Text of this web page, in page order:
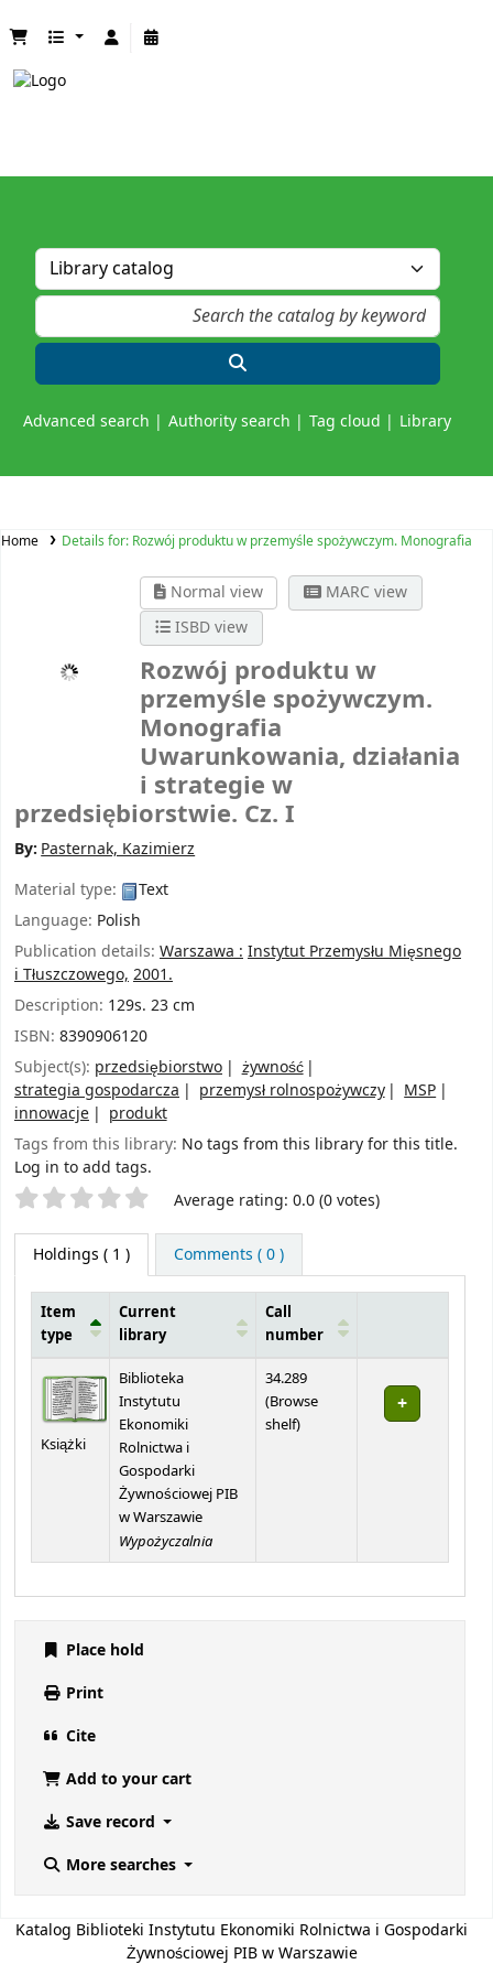
Advanced search Authority search Tag cloud Library
Home Details for: Rozwój produktu w przemyśle spożywczym. Monografia
Normal view
MARC view
ISBD view
Rozwój produktu w
przemyśle spożywczym.
Monografia
Uwarunkowania, działania
i strategie w
przedsiębiorstwie. Cz. I
By: Pasternak, Kazimierz
Material type:
Text
Language: Polish
Publication details: Warszawa :Instytut Przemysłu Mięsnego
i Tłuszczowego,2001.
Description: 129s. 23 cm
ISBN: 8390906120
Subject(s): przedsiębiorstwo
żywność
strategia gospodarcza
przemysł rolnospożywczy
MSP
innowacje
produkt
Tags from this library: No tags from this library for this title.
Log in to add tags.
Star ratings Average rating: 0.0 (0 votes)
Holdings ( 1 ) Comments ( 0 )
Item
type
Current
library
Call
number
Książki
Biblioteka
Instytutu
Ekonomiki
Rolnictwa i
Gospodarki
Żywnościowej PIB
w Warszawie
Wypożyczalnia
34.289
(Browse
shelf(Opens below)
)
Place hold
Print
Cite
Add to your cart
Save record
More searches
Katalog Biblioteki Instytutu Ekonomiki Rolnictwa i Gospodarki
Żywnościowej PIB w Warszawie